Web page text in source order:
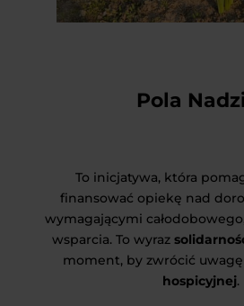
Pola
To inicjatywa, która
finansować opiekę nad
wymagającymi
wsparcia. To wyraz
moment, by zwrócić
hospicyjnej.